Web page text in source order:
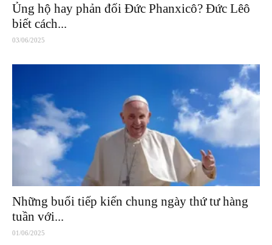
Ủng hộ hay phản đối Đức Phanxicô? Đức Lêô
biết cách...
03/06/2025
Những buổi tiếp kiến chung ngày thứ tư hàng
tuần với...
01/06/2025